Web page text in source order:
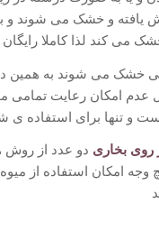
و خشک می شوند و
می کند لذا کاملا
خشک می شوند به همین
عدم امکان رعایت تمامی
و تنها برای
بخاری دو عدد از روش
وجه امکان استفاده از